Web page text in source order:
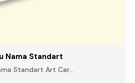
Nama Standart
Standart Art Car...